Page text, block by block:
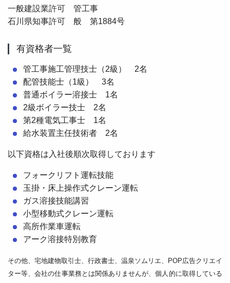
一般建設業許可 管工事
石川県知事許可 般 第1884号
有資格者一覧
管工事施工管理技士（2級） 2名
配管技能士（1級） 3名
普通ボイラー溶接士 1名
2級ボイラー技士 2名
第2種電気工事士 1名
給水装置主任技術者 2名
以下資格は入社後順次取得しております
フォークリフト運転技能
玉掛・床上操作式クレーン運転
ガス溶接技能講習
小型移動式クレーン運転
高所作業車運転
アーク溶接特別教育
その他、宅地建物取引士、行政書士、温泉ソムリエ、POP広告クリエイ
ター等、会社の仕事業務とは関係ありませんが、個人的に取得している